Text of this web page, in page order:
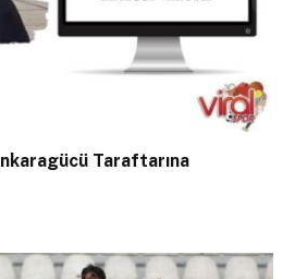
Taraftarına